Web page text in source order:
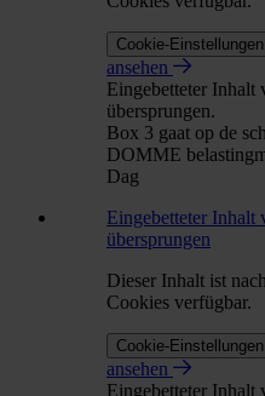
Cookie-
ansehen
Eingebetteter Inhalt
übersprungen.
Box 3 gaat op de
DOMME
Dag
Eingebetteter Inhalt
übersprungen
Dieser Inhalt ist
Cookies verfügbar.
Cookie-
ansehen
Eingebetteter Inhalt